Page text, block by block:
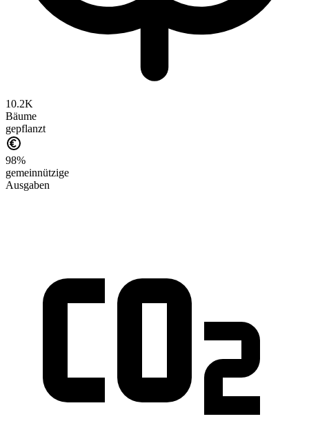
10.2K
Bäume
gepflanzt
98%
gemeinnützige
Ausgaben